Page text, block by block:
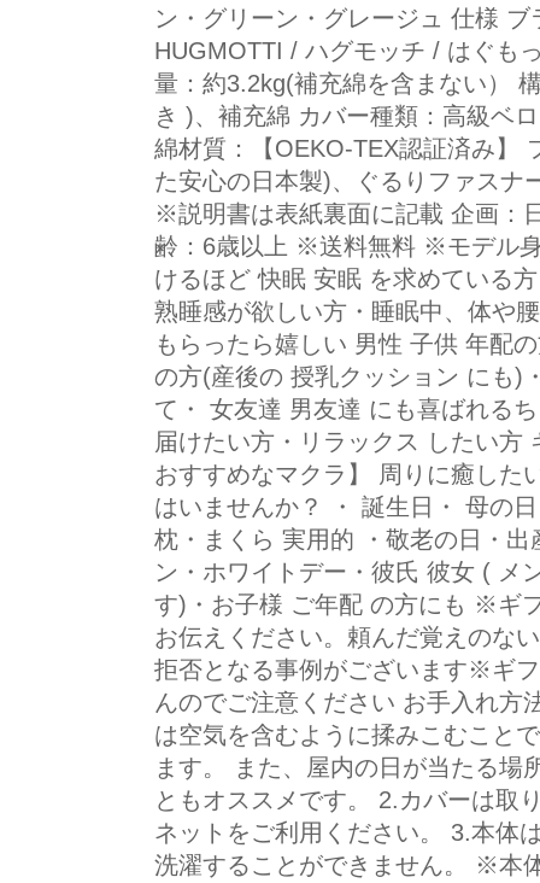
ン・グリーン・グレージュ 仕様
HUGMOTTI / ハグモッチ / はぐも
量：約3.2kg(補充綿を含まない）
き )、補充綿 カバー種類：高級ベ
綿材質：【OEKO-TEX認証済み】
た安心の日本製)、ぐるりファスナ
※説明書は表紙裏面に記載 企画：
齢：6歳以上 ※送料無料 ※モデル
けるほど 快眠 安眠 を求めている
熟睡感が欲しい方・睡眠中、体や
もらったら嬉しい 男性 子供 年配
の方(産後の 授乳クッション にも)
て・ 女友達 男友達 にも喜ばれる
届けたい方・リラックス したい方
おすすめなマクラ】 周りに癒した
はいませんか？ ・ 誕生日・ 母
枕・まくら 実用的 ・敬老の日・
ン・ホワイトデー・彼氏 彼女 ( メ
す)・お子様 ご年配 の方にも ※ギ
お伝えください。頼んだ覚えのな
拒否となる事例がございます※ギ
んのでご注意ください お手入れ方
は空気を含むように揉みこむこと
ます。 また、屋内の日が当たる場
ともオススメです。 2.カバーは取
ネットをご利用ください。 3.本体
洗濯することができません。 ※本